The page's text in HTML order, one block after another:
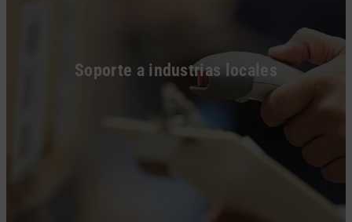
Soporte a industrias locales